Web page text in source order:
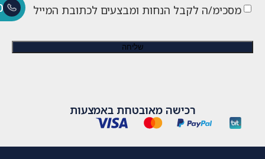
מסכימ/ה לקבל הנחות ומבצעים לכתובת המייל
רכישה מאובטחת באמצעות